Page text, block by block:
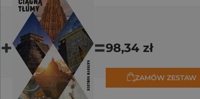
+ =98,34 zł
ZAMÓW ZESTAW